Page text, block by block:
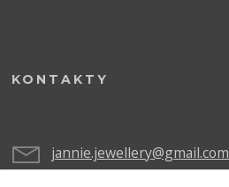
KONTAKTY
jannie.jewellery@gmail.com